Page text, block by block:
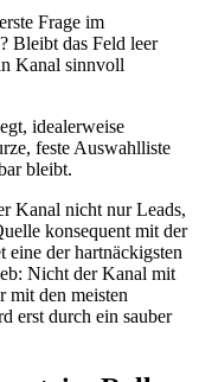
Frage im
Bleibt das Feld leer
Kanal sinnvoll
idealerweise
feste Auswahlliste
bleibt.
Kanal nicht nur Leads,
konsequent mit der
eine der hartnäckigsten
Nicht der Kanal mit
mit den meisten
erst durch ein sauber